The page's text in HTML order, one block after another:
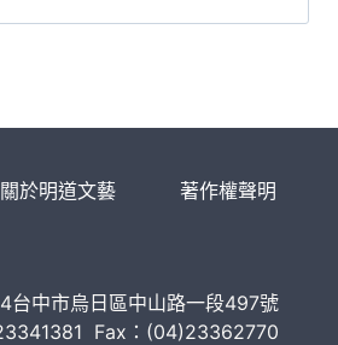
關於明道文藝 著作權聲明
台中市烏日區中山路一段497號
Fax：(04)23362770